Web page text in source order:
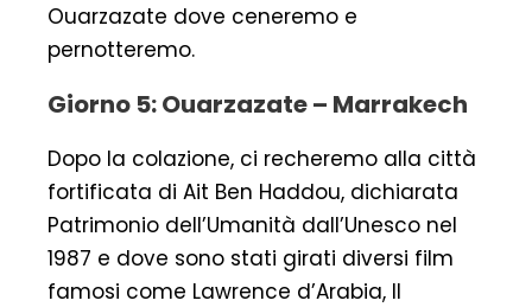
Ouarzazate dove ceneremo e
pernotteremo.
Giorno 5: Ouarzazate – Marrakech
Dopo la colazione, ci recheremo alla città
fortificata di Ait Ben Haddou, dichiarata
Patrimonio dell’Umanità dall’Unesco nel
1987 e dove sono stati girati diversi film
famosi come Lawrence d’Arabia, Il